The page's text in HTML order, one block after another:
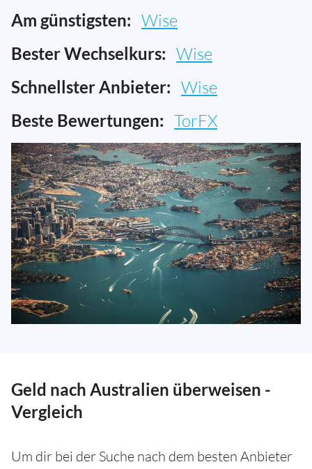
Am günstigsten: Wise
Bester Wechselkurs: Wise
Schnellster Anbieter: Wise
Beste Bewertungen: TorFX
Geld nach Australien überweisen -
Vergleich
Um dir bei der Suche nach dem besten Anbieter